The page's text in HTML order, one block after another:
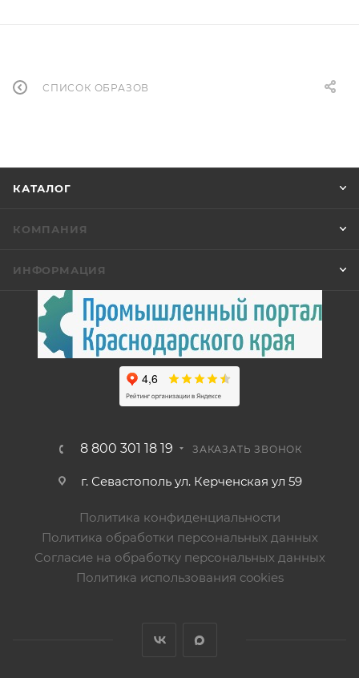
СПИСОК ОБРАЗОВ
КАТАЛОГ
КОМПАНИЯ
ИНФОРМАЦИЯ
8 800 301 18 19 ЗАКАЗАТЬ ЗВОНОК
г. Севастополь ул. Керченская ул 59
Политика конфиденциальности
Политика обработки персональных данных
Согласие на обработку персональных данных
Политика использования cookies